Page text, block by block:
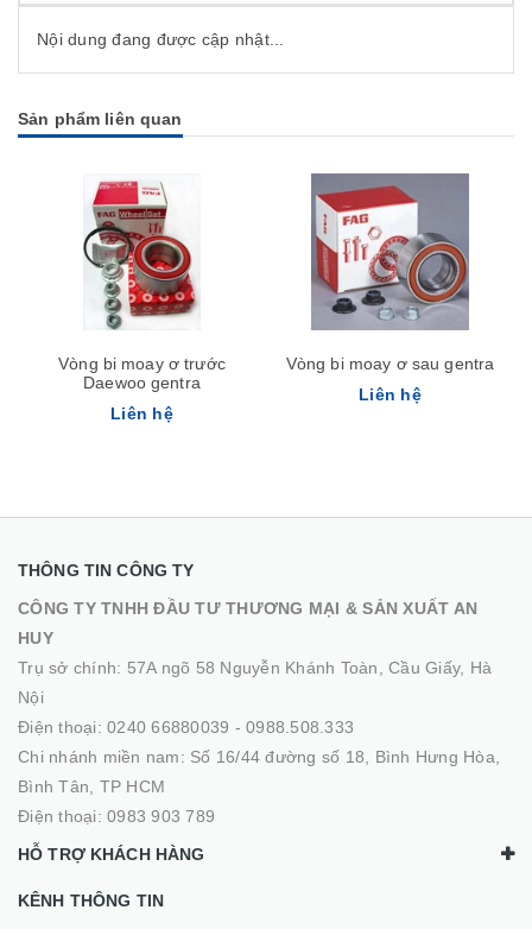
Nội dung đang được cập nhật...
Sản phẩm liên quan
Vòng bi moay ơ trước
Daewoo gentra
Liên hệ
Vòng bi moay ơ sau gentra
Liên hệ
THÔNG TIN CÔNG TY
CÔNG TY TNHH ĐẦU TƯ THƯƠNG MẠI & SẢN XUẤT AN
HUY
Trụ sở chính: 57A ngõ 58 Nguyễn Khánh Toàn, Cầu Giấy, Hà
Nội
Điện thoại: 0240 66880039 - 0988.508.333
Chi nhánh miền nam: Số 16/44 đường số 18, Bình Hưng Hòa,
Bình Tân, TP HCM
Điện thoại: 0983 903 789
HỖ TRỢ KHÁCH HÀNG
KÊNH THÔNG TIN